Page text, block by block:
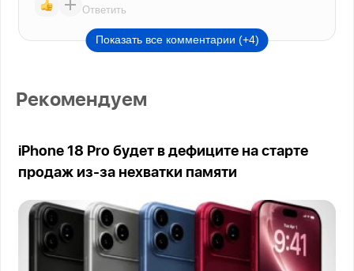
Ответить
Показать все комментарии (+4)
Рекомендуем
iPhone 18 Pro будет в дефиците на старте
продаж из-за нехватки памяти